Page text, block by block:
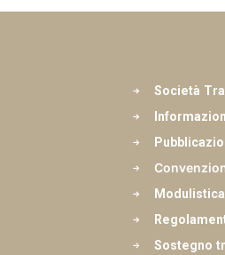
Società
Sostegno